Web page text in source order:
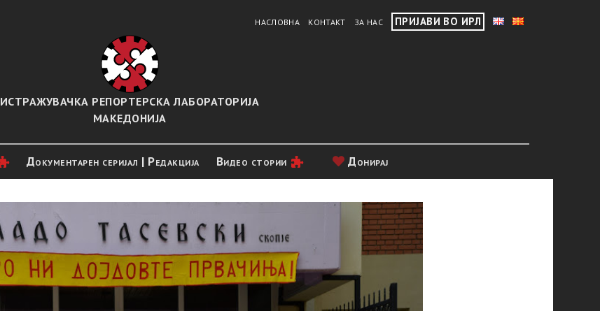
НАСЛОВНА КОНТАКТ ЗА НАС ПРИЈАВИ ВО ИРЛ
ИСТРАЖУВАЧКА РЕПОРТЕРСКА ЛАБОРАТОРИЈА
МАКЕДОНИЈА
Документарен серијал | Редакција Видео стории Донирај